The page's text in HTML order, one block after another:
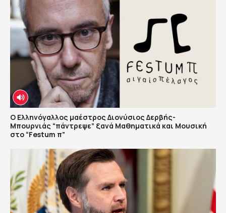
Ο Ελληνόγαλλος μαέστρος Διονύσιος Δερβής-
Μπουρνιάς “πάντρεψε” ξανά Μαθηματικά και Μουσική
στο “Festum π”